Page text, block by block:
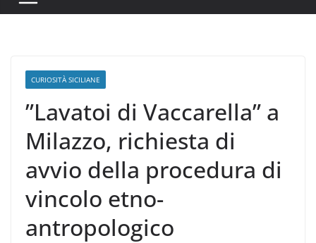
CURIOSITÀ SICILIANE
”Lavatoi di Vaccarella” a
Milazzo, richiesta di
avvio della procedura di
vincolo etno-
antropologico